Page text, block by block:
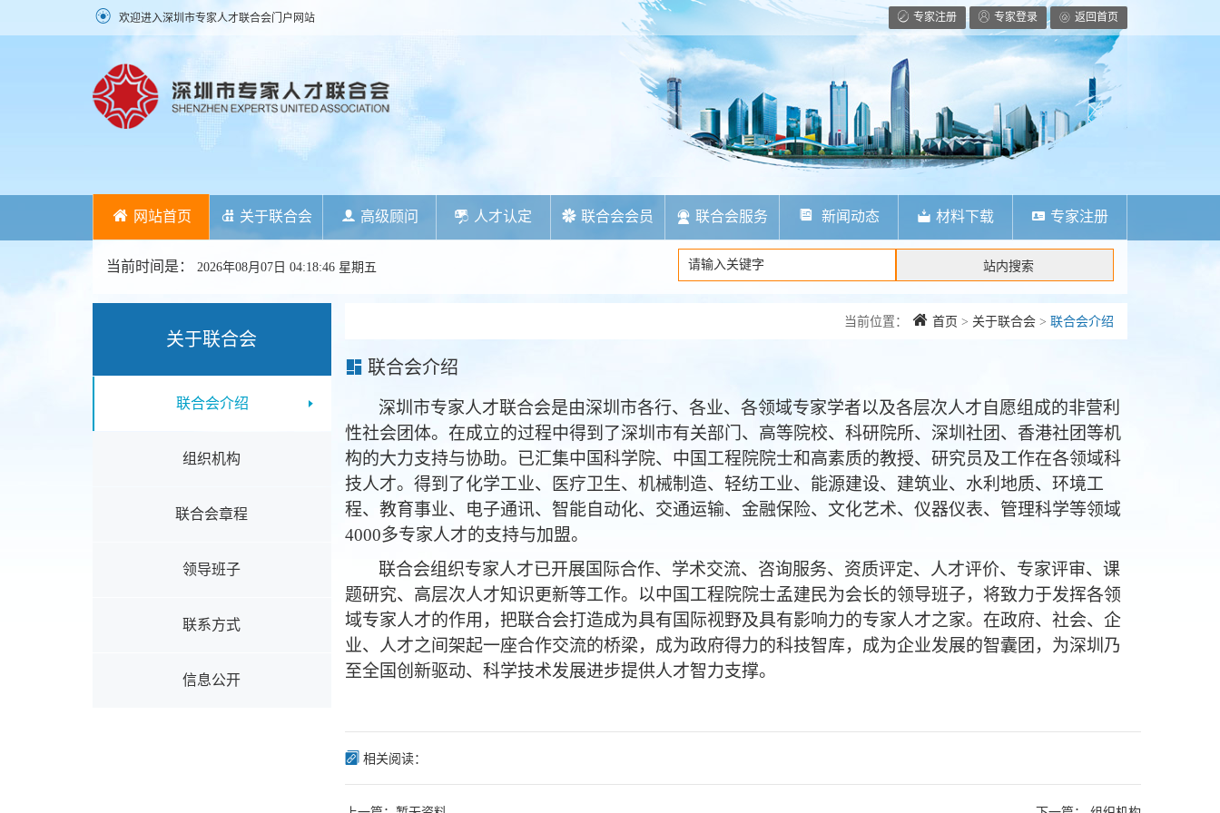
欢迎进入深圳市专家人才联合会门户网站 专家注册 专家登录 返回首页
网站首页 关于联合会 高级顾问 人才认定 联合会会员 联合会服务 新闻动态 材料下载 专家注册
当前时间是： 2026年08月07日 04:18:47 星期五
关于联合会
联合会介绍
组织机构
联合会章程
领导班子
联系方式
信息公开
当前位置： 首页 > 关于联合会 > 联合会介绍
联合会介绍
深圳市专家人才联合会是由深圳 市各行、各业、各领域专家学者以及各层次人才自愿组成的非营利
性社会团体。在成立的过程中得到了深圳市有关部门、高等院校、科研院所、深圳社团、香港社团等机
构的大力支持与协助。已汇集中国科学院、中国工程院院士和高素质的教授、研究员及工作在各领域科
技人才。得到了化学工业、医疗卫生、机械制造、轻纺工业、能源建设、建筑业、水利地质、环境工
程、教育事业、电子通讯、智能自动化、交通运输、金融保险、文化艺术、仪器仪表、管理科学等领域
4000多专家人才的支持与加盟。
联合会组织专家人才已开展国际合作、学术交流、咨询服务、资质评定、人才评价、 专家评审、 课
题研究、高层次人才知识更新等工作。以中国工程院院士孟建民为会长的领导班子，将致力于发挥各领
域专家人才的作用，把联合会打造成为具有国际视野及具有影响力的专家人才之家。在政府、社会、企
业、人才之间架起一座合作交流的桥梁，成为政府得力的科技智库，成为企业发展的智囊团，为深圳乃
至全国创新驱动、科学技术发展进步提供人才智力支撑。
相关阅读：